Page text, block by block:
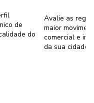
de
do
Avalie as
maior
comercial e
da sua cidade